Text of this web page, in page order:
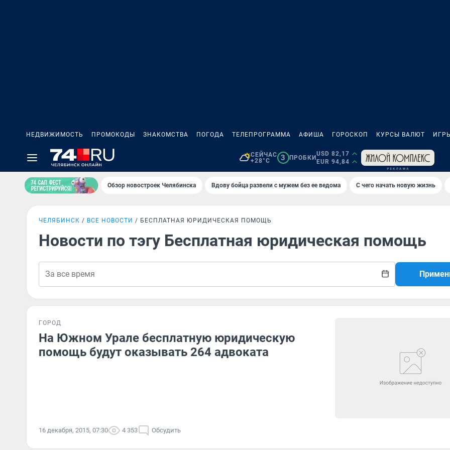
НЕДВИЖИМОСТЬ ПРОМОКОДЫ ЗНАКОМСТВА ПОГОДА ТЕЛЕПРОГРАММА АФИША ГОРОСКОП КУРСЫ ВАЛЮТ
СЕЙЧАС
+28°C
3 ПРОБКИ
USD 82,17
EUR 94,84
Обзор новостроек Челябинска Вдову бойца развели с мужем без ее ведома С чего начать новую жизнь
ЧЕЛЯБИНСК ВСЕ НОВОСТИ БЕСПЛАТНАЯ ЮРИДИЧЕСКАЯ ПОМОЩЬ
Новости по тэгу Бесплатная юридическая помощь
ГОРОД
На Южном Урале бесплатную юридическую
помощь будут оказывать 264 адвоката
16 декабря, 2015, 07:30 4 353 Обсудить